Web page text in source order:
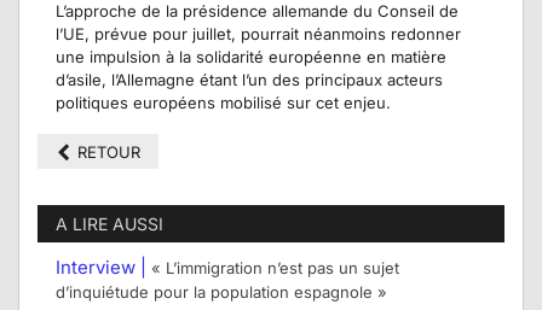
L’approche de la présidence allemande du Conseil de
l’UE, prévue pour juillet, pourrait néanmoins redonner
une impulsion à la solidarité européenne en matière
d’asile, l’Allemagne étant l’un des principaux acteurs
politiques européens mobilisé sur cet enjeu.
RETOUR
A LIRE AUSSI
Interview |
« L’immigration n’est pas un sujet
d’inquiétude pour la population espagnole »